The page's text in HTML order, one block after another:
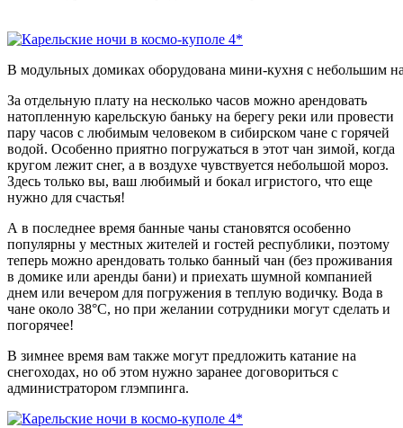
В модульных домиках оборудована мини-кухня с небольшим
За отдельную плату на несколько часов можно арендовать
натопленную карельскую баньку на берегу реки или провести
пару часов с любимым человеком в сибирском чане с горячей
водой. Особенно приятно погружаться в этот чан зимой, когда
кругом лежит снег, а в воздухе чувствуется небольшой мороз.
Здесь только вы, ваш любимый и бокал игристого, что еще
нужно для счастья!
А в последнее время банные чаны становятся особенно
популярны у местных жителей и гостей республики, поэтому
теперь можно арендовать только банный чан (без проживания
в домике или аренды бани) и приехать шумной компанией
днем или вечером для погружения в теплую водичку. Вода в
чане около 38°С, но при желании сотрудники могут сделать и
погорячее!
В зимнее время вам также могут предложить катание на
снегоходах, но об этом нужно заранее договориться с
администратором глэмпинга.